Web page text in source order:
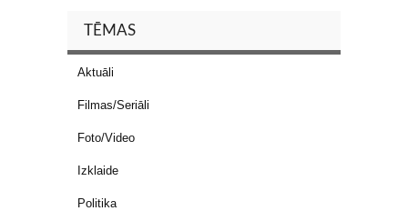
TĒMAS
Aktuāli
Filmas/Seriāli
Foto/Video
Izklaide
Politika